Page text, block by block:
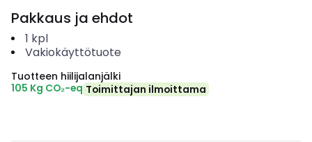
Pakkaus ja ehdot
1 kpl
Vakiokäyttötuote
Tuotteen hiilijalanjälki
105 Kg CO₂-eq Toimittajan ilmoittama